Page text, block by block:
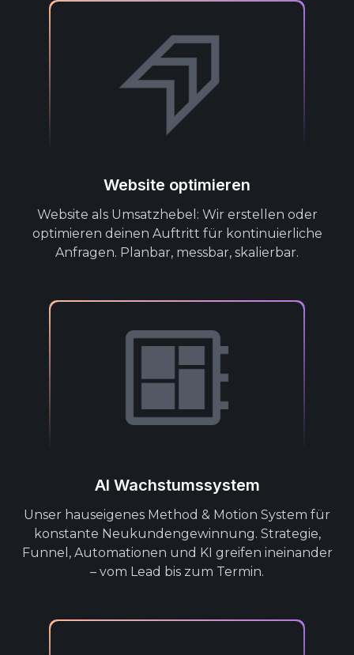
Website optimieren
Website als Umsatzhebel: Wir erstellen oder
optimieren deinen Auftritt für kontinuierliche
Anfragen. Planbar, messbar, skalierbar.
AI Wachstumssystem
Unser hauseigenes Method & Motion System für
konstante Neukundengewinnung. Strategie,
Funnel, Automationen und KI greifen ineinander
– vom Lead bis zum Termin.